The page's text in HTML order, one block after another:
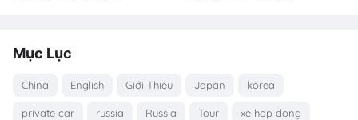
Mục Lục
China English Giới Thiệu Japan korea
private car russia Russia Tour xe hop dong